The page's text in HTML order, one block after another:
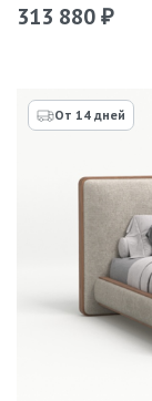
313 880 ₽
От 14 дней